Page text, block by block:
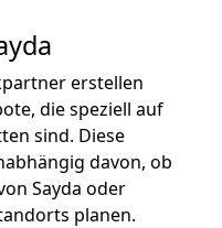
erstellen
die speziell auf
sind. Diese
davon, ob
Sayda oder
planen.